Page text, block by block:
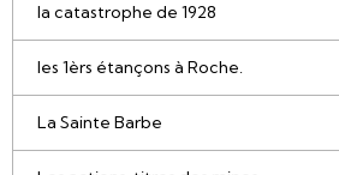
la catastrophe de 1928
les 1èrs étançons à Roche.
La Sainte Barbe